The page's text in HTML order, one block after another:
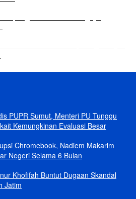
PUPR Sumut, Menteri PU Tunggu
Kemungkinan Evaluasi Besar
Chromebook, Nadiem Makarim
Negeri Selama 6 Bulan
Khofifah Buntut Dugaan Skandal
Jatim